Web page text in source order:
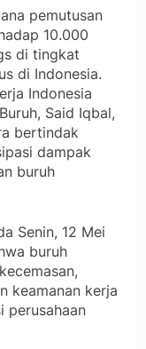
pemutusan
10.000
di tingkat
di Indonesia.
Indonesia
Said Iqbal,
bertindak
dampak
buruh
Senin, 12 Mei
buruh
keamanan kerja
perusahaan